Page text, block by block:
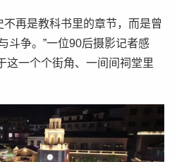
不再是教科书里的章节，而是曾
斗争。”一位90后摄影记者感
这一个个街角、一间间祠堂里